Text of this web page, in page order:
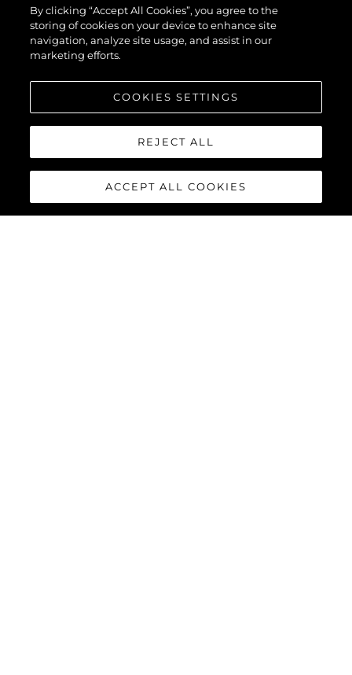
AT THE 2024 BRITISH
MOTOR YACHT SHOW
WITH A SUPERB LINE-
UP OF LUXURY
MEHR ANSEHEN
By clicking “Accept All Cookies”, you agree to the
storing of cookies on your device to enhance site
navigation, analyze site usage, and assist in our
marketing efforts.
COOKIES SETTINGS
REJECT ALL
ACCEPT ALL COOKIES